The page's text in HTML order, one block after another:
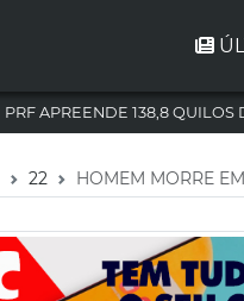
PRF APREENDE 138,8
22 HOMEM MORRE